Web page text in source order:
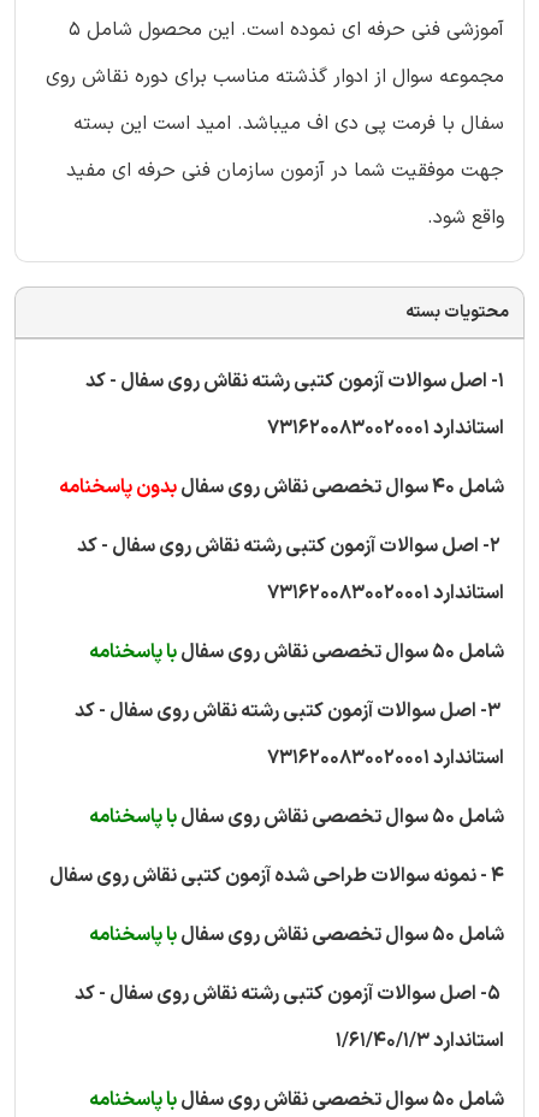
آموزشی فنی حرفه ای نموده است. این محصول شامل 5
مجموعه سوال از ادوار گذشته مناسب برای دوره نقاش روی
سفال با فرمت پی دی اف میباشد. امید است این بسته
جهت موفقیت شما در آزمون سازمان فنی حرفه ای مفید
واقع شود.
محتویات بسته
1- اصل سوالات آزمون کتبی رشته نقاش روی سفال - کد
استاندارد 7316200830020001
شامل 40 سوال تخصصی نقاش روی سفال بدون پاسخنامه
2- اصل سوالات آزمون کتبی رشته نقاش روی سفال - کد
استاندارد 7316200830020001
شامل 50 سوال تخصصی نقاش روی سفال با پاسخنامه
3- اصل سوالات آزمون کتبی رشته نقاش روی سفال - کد
استاندارد 7316200830020001
شامل 50 سوال تخصصی نقاش روی سفال با پاسخنامه
4 - نمونه سوالات طراحی شده آزمون کتبی نقاش روی سفال
شامل 50 سوال تخصصی نقاش روی سفال با پاسخنامه
5- اصل سوالات آزمون کتبی رشته نقاش روی سفال - کد
استاندارد 1/61/40/1/3
شامل 50 سوال تخصصی نقاش روی سفال با پاسخنامه